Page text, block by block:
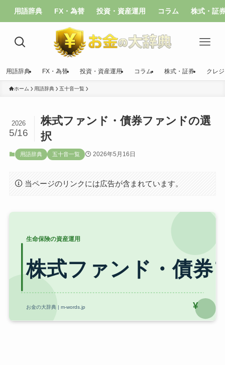
用語辞典 FX・為替 投資・資産運用 コラム 株式・証
用語辞典 FX・為替 投資・資産運用 コラム 株式・証券 クレ
ホーム 用語辞典 五十音一覧
株式ファンド・債券ファンドの選
択
2026
5/16
用語辞典 五十音一覧 2026年5月16日
当ページのリンクには広告が含まれています。